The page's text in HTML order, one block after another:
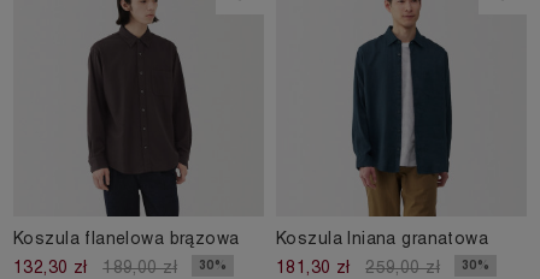
Koszula flanelowa brązowa
132,30 zł
189,00 zł 30%
Koszula lniana granatowa
181,30 zł
259,00 zł 30%